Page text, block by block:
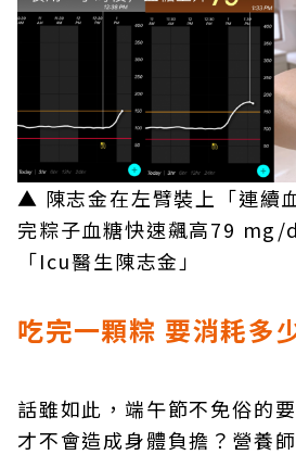
▲ 陳志金在左臂裝上「連續
完粽子血糖快速飆高79 mg/
「Icu醫生陳志金」
吃完一顆粽 要消耗多
話雖如此，端午節不免俗的
才不會造成身體負擔？營養